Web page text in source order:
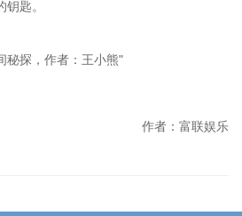
匙。
秘探，作者：王小熊"
作者：富联娱乐